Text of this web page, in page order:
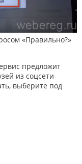
«Правильно?»
предложит
из соцсети
выберите под